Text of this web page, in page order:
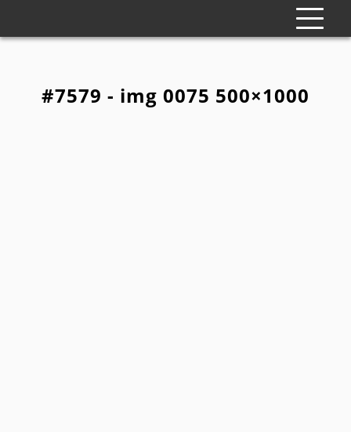
#7579 - img 0075 500×1000